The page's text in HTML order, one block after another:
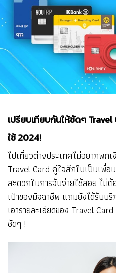
เปรียบเทียบกันให้ชัดๆ Travel
ใช้ 2024!
ไปเที่ยวต่างประเทศไม่อยากพก
Travel Card คู่ใจสักใบเป็นเพื่อ
สะดวกในการจับจ่ายใช้สอย ไม่
เป้าของมิจฉาชีพ แถมยังได้รับบ
เอารายละเอียดของ Travel
ชัดๆ !